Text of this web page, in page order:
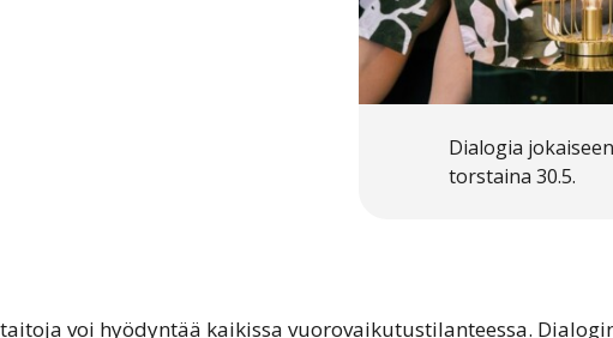
Dialogia
torstaina 30.5.
voi hyödyntää kaikissa vuorovaikutustilanteessa.